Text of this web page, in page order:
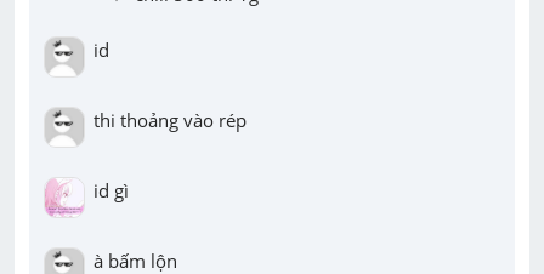
id
thi thoảng vào rép
id gì
à bấm lộn